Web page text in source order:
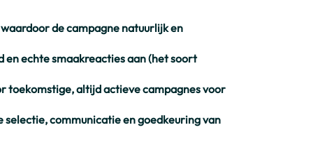
de campagne natuurlijk en
echte smaakreacties aan (het soort
toekomstige, altijd actieve campagnes voor
communicatie en goedkeuring van